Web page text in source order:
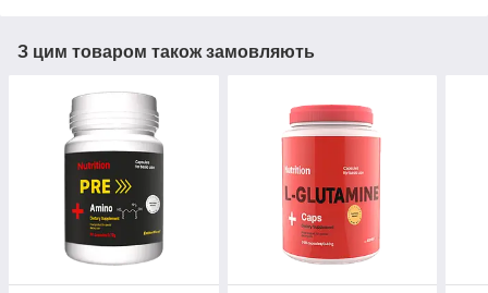
З цим товаром також замовляють